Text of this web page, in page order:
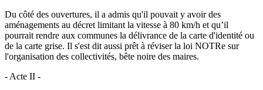
Du côté des ouvertures, il a admis qu'il pouvait y avoir des
aménagements au décret limitant la vitesse à 80 km/h et qu’il
pourrait rendre aux communes la délivrance de la carte d'identité ou
de la carte grise. Il s'est dit aussi prêt à réviser la loi NOTRe sur
l'organisation des collectivités, bête noire des maires.
- Acte II -